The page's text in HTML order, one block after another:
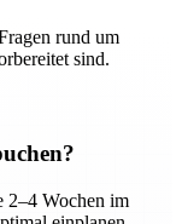
rund um
sind.
2–4 Wochen im